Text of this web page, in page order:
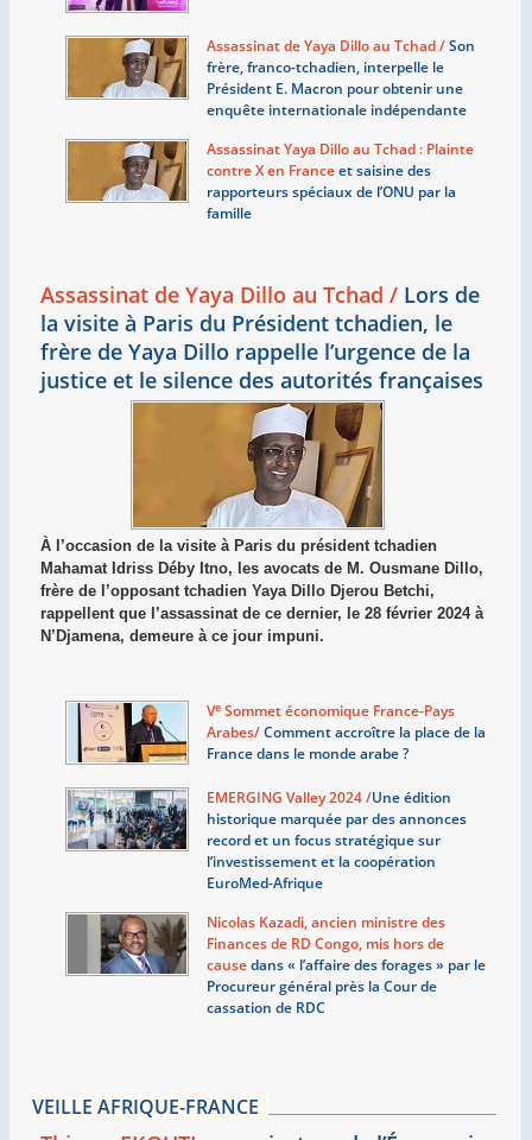
Assassinat de Yaya Dillo au Tchad /Son
frère, franco-tchadien, interpelle le
Président E. Macron pour obtenir une
enquête internationale indépendante
Assassinat Yaya Dillo au Tchad : Plainte
contre X en Franceet saisine des
rapporteurs spéciaux de l’ONU par la
famille
Assassinat de Yaya Dillo au Tchad /Lors de
la visite à Paris du Président tchadien, le
frère de Yaya Dillo rappelle l’urgence de la
justice et le silence des autorités françaises
À l’occasion de la visite à Paris du président tchadien
Mahamat Idriss Déby Itno, les avocats de M. Ousmane Dillo,
frère de l’opposant tchadien Yaya Dillo Djerou Betchi,
rappellent que l’assassinat de ce dernier, le 28 février 2024 à
N’Djamena, demeure à ce jour impuni.
VeSommet économique France-Pays
Arabes/Comment accroître la place de la
France dans le monde arabe?
EMERGING Valley 2024 /Une édition
historique marquée par des annonces
record et un focus stratégique sur
l’investissement et la coopération
EuroMed-Afrique
Nicolas Kazadi, ancien ministre des
Finances de RD Congo, mis hors de
causedans « l’affaire des forages» par le
Procureur général près la Cour de
cassation de RDC
VEILLE AFRIQUE-FRANCE